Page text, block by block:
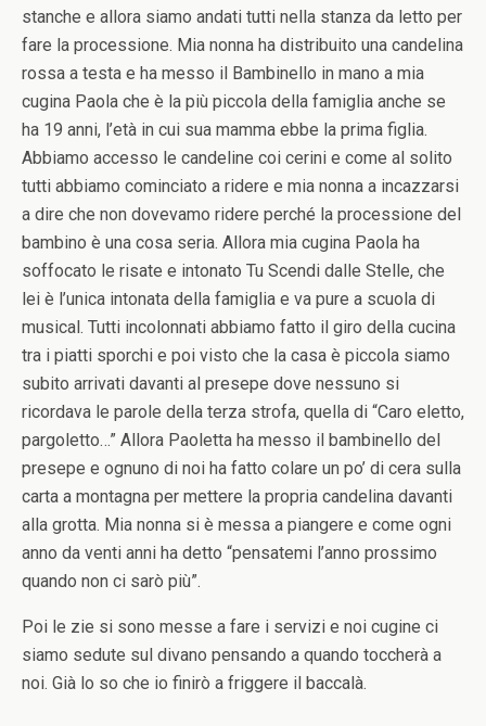
stanche e allora siamo andati tutti nella stanza da letto per
fare la processione. Mia nonna ha distribuito una candelina
rossa a testa e ha messo il Bambinello in mano a mia
cugina Paola che è la più piccola della famiglia anche se
ha 19 anni, l’età in cui sua mamma ebbe la prima figlia.
Abbiamo accesso le candeline coi cerini e come al solito
tutti abbiamo cominciato a ridere e mia nonna a incazzarsi
a dire che non dovevamo ridere perché la processione del
bambino è una cosa seria. Allora mia cugina Paola ha
soffocato le risate e intonato Tu Scendi dalle Stelle, che
lei è l’unica intonata della famiglia e va pure a scuola di
musical. Tutti incolonnati abbiamo fatto il giro della cucina
tra i piatti sporchi e poi visto che la casa è piccola siamo
subito arrivati davanti al presepe dove nessuno si
ricordava le parole della terza strofa, quella di “Caro eletto,
pargoletto…” Allora Paoletta ha messo il bambinello del
presepe e ognuno di noi ha fatto colare un po’ di cera sulla
carta a montagna per mettere la propria candelina davanti
alla grotta. Mia nonna si è messa a piangere e come ogni
anno da venti anni ha detto “pensatemi l’anno prossimo
quando non ci sarò più”.
Poi le zie si sono messe a fare i servizi e noi cugine ci
siamo sedute sul divano pensando a quando toccherà a
noi. Già lo so che io finirò a friggere il baccalà.